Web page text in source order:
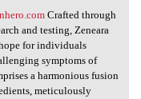
Crafted through
and testing, Zeneara
for individuals
symptoms of
a harmonious fusion
meticulously